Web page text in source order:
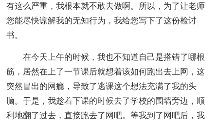
有这么严重，我根本就不敢去做啊。所以，为了让老师
您能尽快谅解我的无知行为，我给您写下了这份检讨
书。
在今天上午的时候，我也不知道自己是搭错了哪根
筋，居然在上了一节课后就想着该如何跑出去上网，这
突然冒出的网瘾，导致了逃课这个想法充满了我的头
脑。于是，我趁着下课的时候去了学校的围墙旁边，顺
利地翻了过去，直接跑去了网吧。等我到了网吧后，我